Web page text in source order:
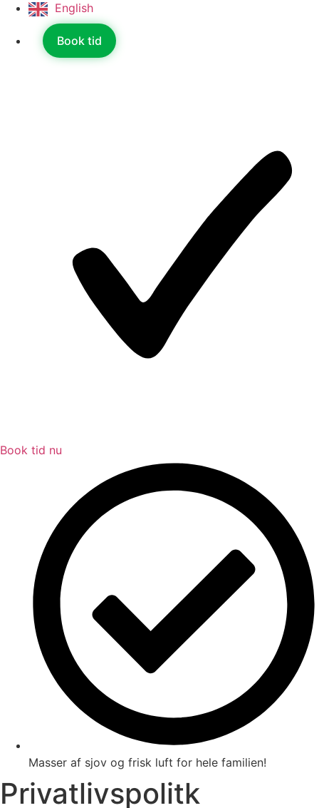
English
Book tid
Book tid nu
Masser af sjov og frisk luft for hele familien!
Privatlivspolitk